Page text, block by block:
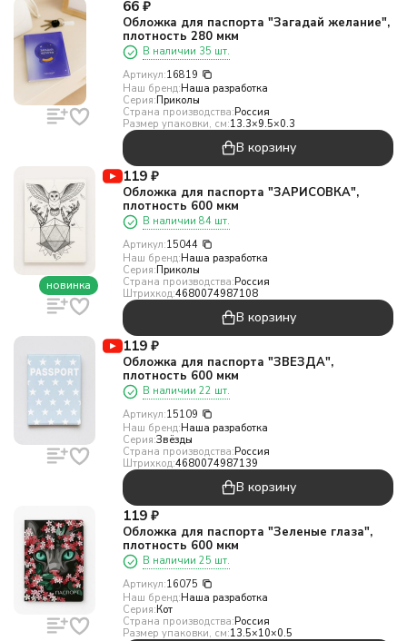
66 ₽
Обложка для паспорта "Загадай желание",
плотность 280 мкм
В наличии 35 шт.
Артикул:16819
Наш бренд:Наша разработка
Серия:Приколы
Страна производства:Россия
Размер упаковки, см:13.3×9.5×0.3
В корзину
новинка
119 ₽
Обложка для паспорта "ЗАРИСОВКА",
плотность 600 мкм
В наличии 84 шт.
Артикул:15044
Наш бренд:Наша разработка
Серия:Приколы
Страна производства:Россия
Штрихкод:4680074987108
В корзину
119 ₽
Обложка для паспорта "ЗВЕЗДА",
плотность 600 мкм
В наличии 22 шт.
Артикул:15109
Наш бренд:Наша разработка
Серия:Звёзды
Страна производства:Россия
Штрихкод:4680074987139
В корзину
119 ₽
Обложка для паспорта "Зеленые глаза",
плотность 600 мкм
В наличии 25 шт.
Артикул:16075
Наш бренд:Наша разработка
Серия:Кот
Страна производства:Россия
Размер упаковки, см:13.5×10×0.5